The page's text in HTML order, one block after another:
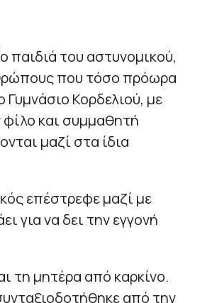
παιδιά του αστυνομικού,
που τόσο πρόωρα
Κορδελιού, με
και συμμαθητή
μαζί στα ίδια
επέστρεφε μαζί με
για να δει την εγγονή
τη μητέρα από καρκίνο.
από την